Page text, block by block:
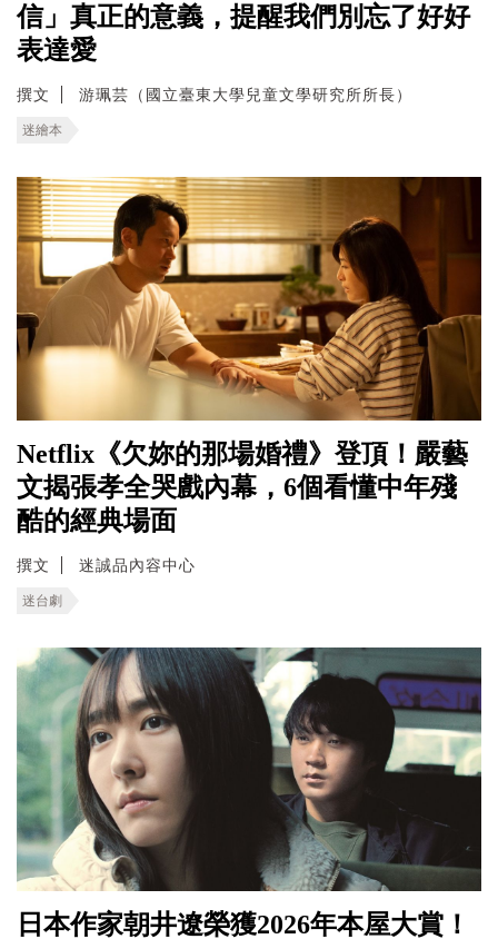
信」真正的意義，提醒我們別忘了好好
表達愛
撰文 游珮芸（國立臺東大學兒童文學研究所所長）
迷繪本
Netflix《欠妳的那場婚禮》登頂！嚴藝
文揭張孝全哭戲內幕，6個看懂中年殘
酷的經典場面
撰文 迷誠品內容中心
迷台劇
日本作家朝井遼榮獲2026年本屋大賞！